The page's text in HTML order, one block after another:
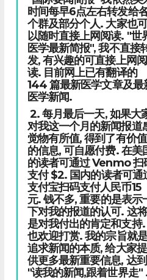
时间每早6点左右转发给
个群及部分个人. 大家也可
以随时直接上网阅读. "世
医学最新简报", 我不直接
发, 有兴趣的可直接上网阅
读. 目前网上已有翻译的
144 篇最新医学文章及最
医学新闻.
2. 每月最后一天, 如果大
对我这一个月的新闻报道
觉物有所值, 得到了有价值
的信息, 可自愿付费. 在美
的读者可通过 Venmo 扫
支付 $2. 国内的读者可通
支付宝扫码支付人民币15
元. 钱不多, 重要的是表示
下对我的报道的认可. 这将
是对我付出的肯定和支持.
也欢迎打赏. 我的宗旨就是
追求新闻的本质, 给大家提
供更多最新重要信息, 达到
"读我的新闻,跟着世界走"